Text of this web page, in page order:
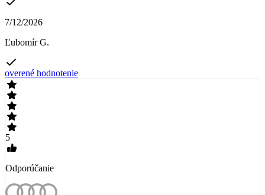
7/12/2026
Ľubomír G.
overené hodnotenie
5
Odporúčanie